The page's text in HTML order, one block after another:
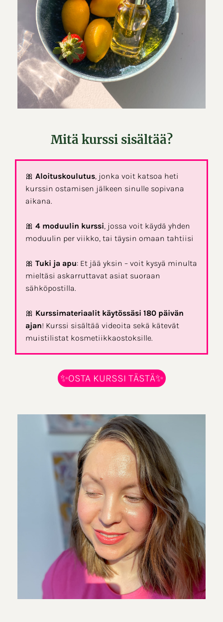
Mitä kurssi sisältää?
🎀 Aloituskoulutus, jonka voit katsoa heti
kurssin ostamisen jälkeen sinulle sopivana
aikana.
🎀 4 moduulin kurssi, jossa voit käydä yhden
moduulin per viikko, tai täysin omaan tahtiisi
🎀 Tuki ja apu: Et jää yksin – voit kysyä minulta
mieltäsi askarruttavat asiat suoraan
sähköpostilla.
🎀 Kurssimateriaalit käytössäsi 180 päivän
ajan! Kurssi sisältää videoita sekä kätevät
muistilistat kosmetiikkaostoksille.
✨OSTA KURSSI TÄSTÄ✨